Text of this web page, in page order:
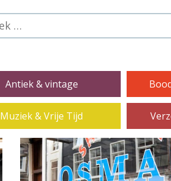
Antiek & vintage
Muziek & Vrije Tijd